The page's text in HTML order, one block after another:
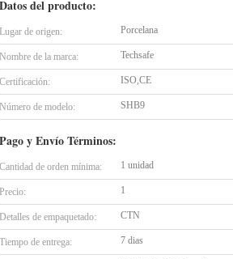
Datos del producto:
Lugar de origen: Porcelana
Nombre de la marca: Techsafe
Certificación: ISO,CE
Número de modelo: SHB9
Pago y Envío Términos:
Cantidad de orden mínima: 1 unidad
Precio: 1
Detalles de empaquetado: CTN
Tiempo de entrega: 7 dias